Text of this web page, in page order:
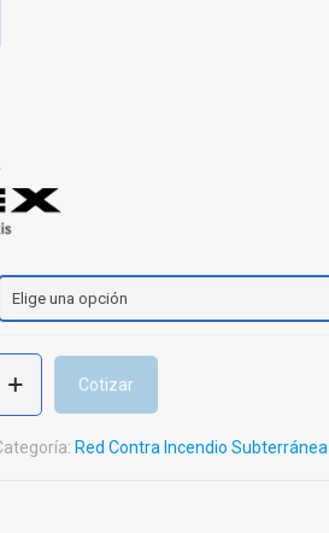
Cotizar
Red Contra Incendio Subterránea